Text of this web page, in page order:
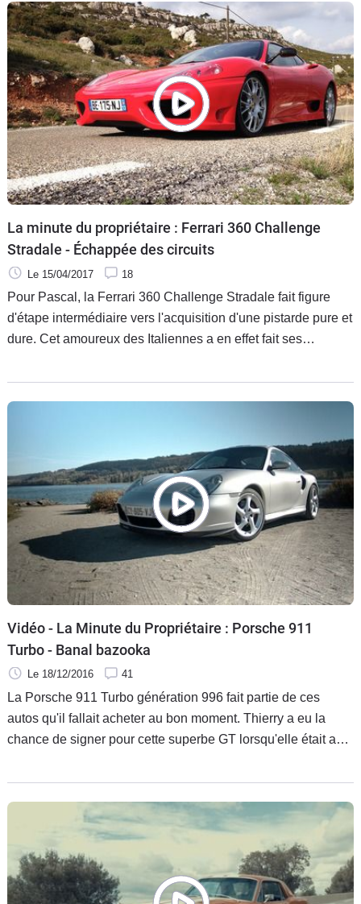
La minute du propriétaire : Ferrari 360 Challenge
Stradale - Échappée des circuits
Le 15/04/2017 18
Pour Pascal, la Ferrari 360 Challenge Stradale fait figure
d'étape intermédiaire vers l'acquisition d'une pistarde pure et
dure. Cet amoureux des Italiennes a en effet fait ses
avant de signer plus tard pour une Ferrari F430 Challenge.
Vidéo - La Minute du Propriétaire : Porsche 911
Turbo - Banal bazooka
Le 18/12/2016 41
La Porsche 911 Turbo génération 996 fait partie de ces
autos qu'il fallait acheter au bon moment. Thierry a eu la
chance de signer pour cette superbe GT lorsqu'elle était au
l'occasion d'une Minute du Propriétaire.